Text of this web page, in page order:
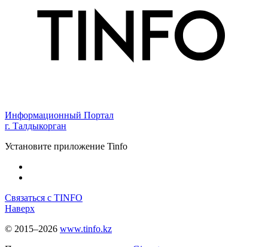
Информационный Портал
г. Талдыкорган
Установите приложение Tinfo
Связаться с TINFO
Наверх
© 2015–2026 www.tinfo.kz